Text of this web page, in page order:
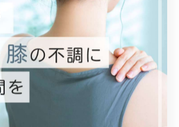
一覧に戻る 次のページ >
関連タグ
#仙台市 #スポーツ